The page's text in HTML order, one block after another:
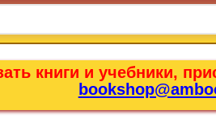
книги и учебники,